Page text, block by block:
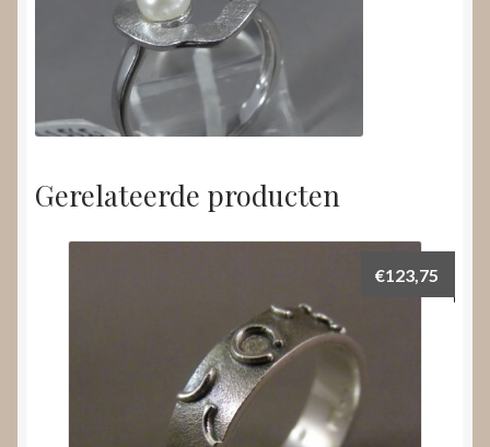
Gerelateerde producten
€123,75